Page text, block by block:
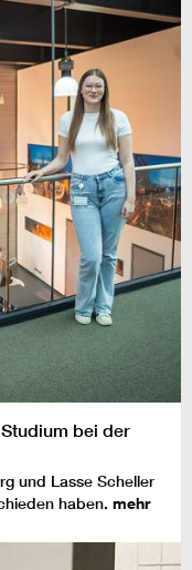
bei der
und Lasse Scheller
haben. mehr